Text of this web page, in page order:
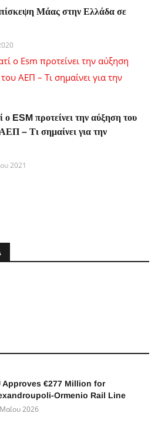
Μάας στην Ελλάδα σε
ο ESM προτείνει την αύξηση του
– Τι σημαίνει για την
2021
Approves €277 Million for
Ormenio Rail Line
2026